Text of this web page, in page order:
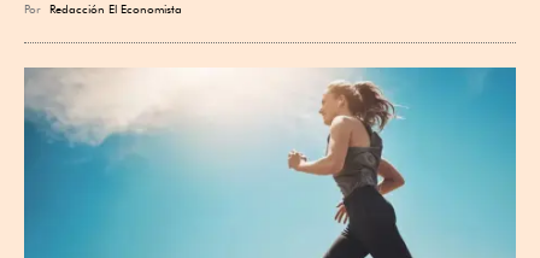
Por Redacción El Economista